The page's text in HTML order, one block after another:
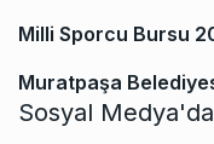
Milli Sporcu Bursu
Muratpaşa
Sosyal